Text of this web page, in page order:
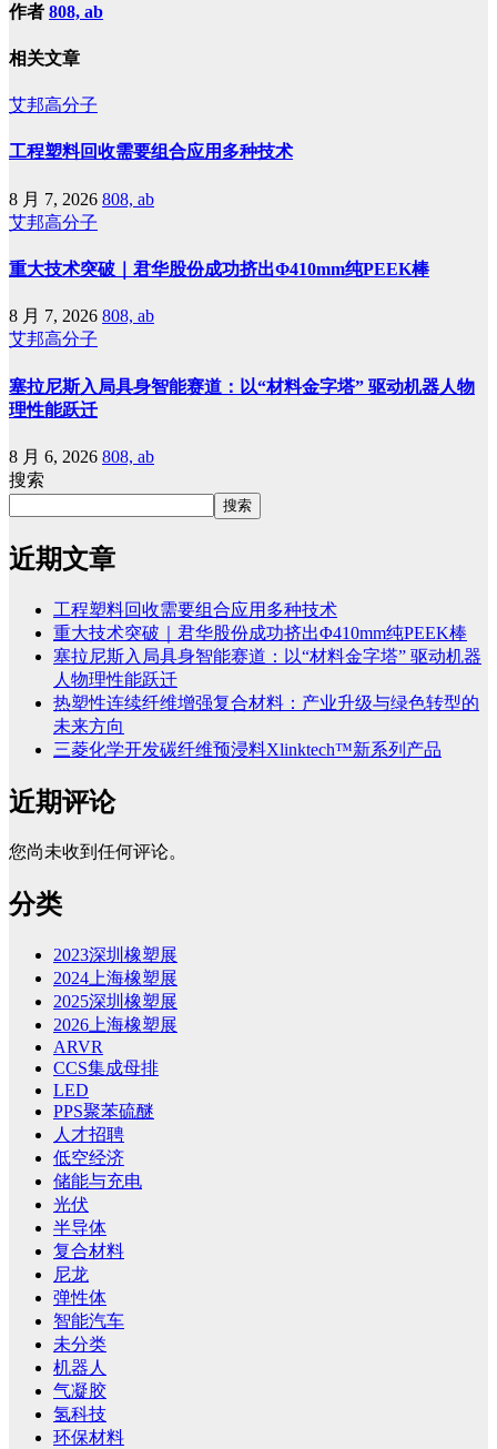
作者 808, ab
相关文章
艾邦高分子
工程塑料回收需要组合应用多种技术
8 月 7, 2026 808, ab
艾邦高分子
重大技术突破｜君华股份成功挤出Φ410mm纯PEEK棒
8 月 7, 2026 808, ab
艾邦高分子
塞拉尼斯入局具身智能赛道：以“材料金字塔” 驱动机器人物
理性能跃迁
8 月 6, 2026 808, ab
搜索
搜索
近期文章
工程塑料回收需要组合应用多种技术
重大技术突破｜君华股份成功挤出Φ410mm纯PEEK棒
塞拉尼斯入局具身智能赛道：以“材料金字塔” 驱动机器
人物理性能跃迁
热塑性连续纤维增强复合材料：产业升级与绿色转型的
未来方向
三菱化学开发碳纤维预浸料Xlinktech™新系列产品
近期评论
您尚未收到任何评论。
分类
2023深圳橡塑展
2024上海橡塑展
2025深圳橡塑展
2026上海橡塑展
ARVR
CCS集成母排
LED
PPS聚苯硫醚
人才招聘
低空经济
储能与充电
光伏
半导体
复合材料
尼龙
弹性体
智能汽车
未分类
机器人
气凝胶
氢科技
环保材料